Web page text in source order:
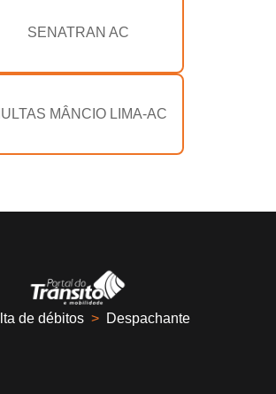
SENATRAN AC
MÂNCIO LIMA-AC
de débitos > Despachante